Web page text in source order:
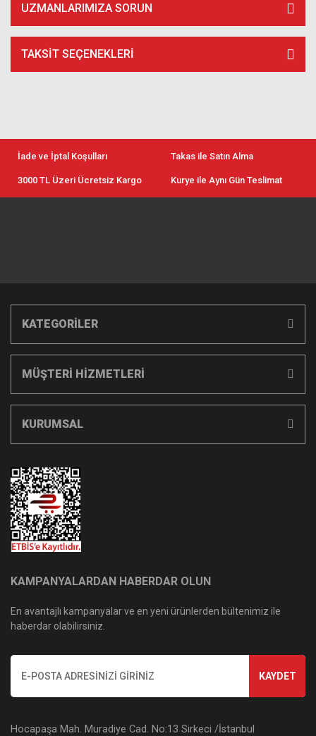
UZMANLARIMIZA SORUN
TAKSIT SEÇENEKLERI
İade ve İptal Koşulları Takas ile Satın Alma
3000 TL Üzeri Ücretsiz Kargo Kurye ile Aynı Gün Teslimat
KATEGORİLER
MÜŞTERİ HİZMETLERİ
KURUMSAL
KAMPANYALARDAN HABERDAR OLUN
En avantajlı kampanyalar ve en yeni ürünlerden bültenimiz ile
haberdar olabilirsiniz.
KAYDET
Hocapaşa Mah. Muradiye Cad. No:13 Sirkeci /İstanbul